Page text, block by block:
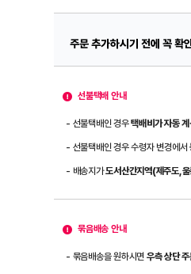
주문 추가하시기 전에 꼭 확
선불택배 안내
- 선불택배인 경우택배비가 자동
- 선불택배인 경우 수령자 변경에서
- 배송지가도서산간지역(제주도,
묶음배송 안내
- 묶음배송을 원하시면 우측 상단